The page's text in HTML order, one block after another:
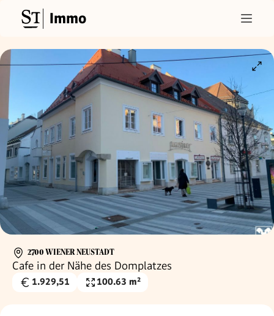
Immo
2700 WIENER NEUSTADT
Cafe in der Nähe des Domplatzes
Gesamtmiete
1.929,51
Nutzfläche
100.63 m²